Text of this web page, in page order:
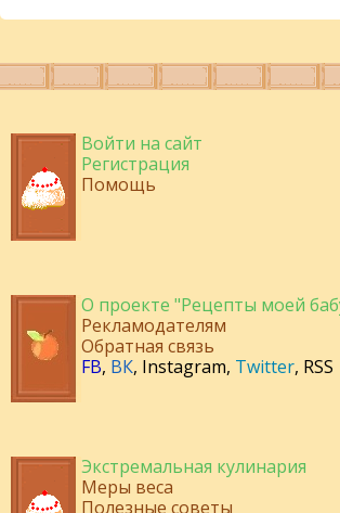
Войти на сайт
Регистрация
Помощь
О проекте "Рецепты моей
Рекламодателям
Обратная связь
FB, ВК, Instagram, Twitter, RSS
Экстремальная кулинария
Меры веса
Полезные советы